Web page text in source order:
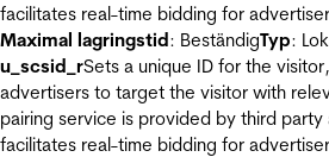
facilitates real-time bidding for
Maximal lagringstid: BeständigTyp:
u_scsid_rSets a unique ID for the
advertisers to target the visitor with
pairing service is provided by third
facilitates real-time bidding for